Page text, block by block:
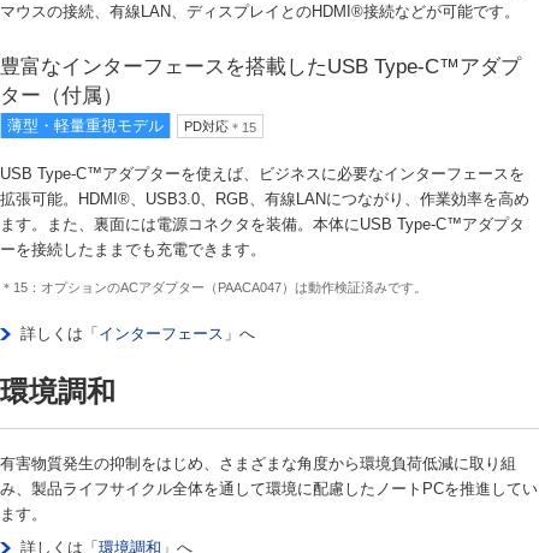
マウスの接続、有線LAN、ディスプレイとのHDMI®接続などが可能です。
豊富なインターフェースを搭載したUSB Type-C™アダプ
ター（付属）
薄型・軽量重視モデル PD対応 ＊15
USB Type-C™アダプターを使えば、ビジネスに必要なインターフェースを
拡張可能。HDMI®、USB3.0、RGB、有線LANにつながり、作業効率を高め
ます。また、裏面には電源コネクタを装備。本体にUSB Type-C™アダプタ
ーを接続したままでも充電できます。
＊15：オプションのACアダプター（PAACA047）は動作検証済みです。
詳しくは「 インターフェース 」へ
環境調和
有害物質発生の抑制をはじめ、さまざまな角度から環境負荷低減に取り組
み、製品ライフサイクル全体を通して環境に配慮したノートPCを推進してい
ます。
詳しくは「 環境調和 」へ